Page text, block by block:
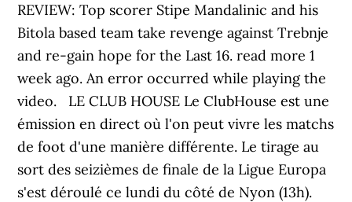
REVIEW: Top scorer Stipe Mandalinic and his
Bitola based team take revenge against Trebnje
and re-gain hope for the Last 16. read more 1
week ago. An error occurred while playing the
video. ︎ ︎ LE CLUB HOUSE Le ClubHouse est une
émission en direct où l'on peut vivre les matchs
de foot d'une manière différente. Le tirage au
sort des seizièmes de finale de la Ligue Europa
s'est déroulé ce lundi du côté de Nyon (13h).